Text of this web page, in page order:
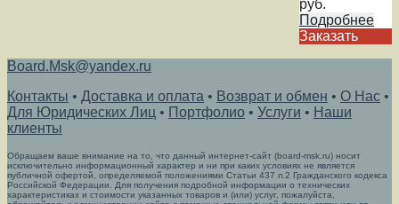
руб.
Подробнее
Заказать
Board.Msk@yandex.ru
Контакты • Доставка и оплата • Возврат и обмен • О Нас •
Для Юридических Лиц • Портфолио • Услуги • Наши
клиенты
Обращаем ваше внимание на то, что данный интернет-сайт (board-msk.ru) носит
исключительно информационный характер и ни при каких условиях не является
публичной офертой, определяемой положениями Статьи 437 п.2 Гражданского кодекса
Российской Федерации. Для получения подробной информации о технических
характеристиках и стоимости указанных товаров и (или) услуг, пожалуйста,